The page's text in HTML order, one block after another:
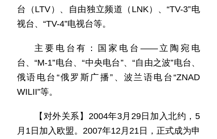
台（LTV）、自由独立频道（LNK）、“TV-3”电
视台、“TV-4”电视台等。
主要电台有：国家电台——立陶宛电
台、“M-1”电台、“中央电台”、“自由之波”电台、
俄语电台“俄罗斯广播”、波兰语电台“ZNAD
WILII”等。
【对外关系】2004年3月29日加入北约，5
月1日加入欧盟。2007年12月21日，正式成为申